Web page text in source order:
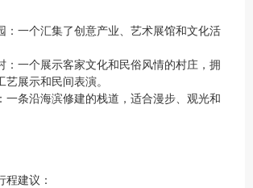
：一个汇集了创意产业、艺术展馆和文化活
：一个展示客家文化和民俗风情的村庄，拥
展示和民间表演。
一条沿海滨修建的栈道，适合漫步、观光和
建议：